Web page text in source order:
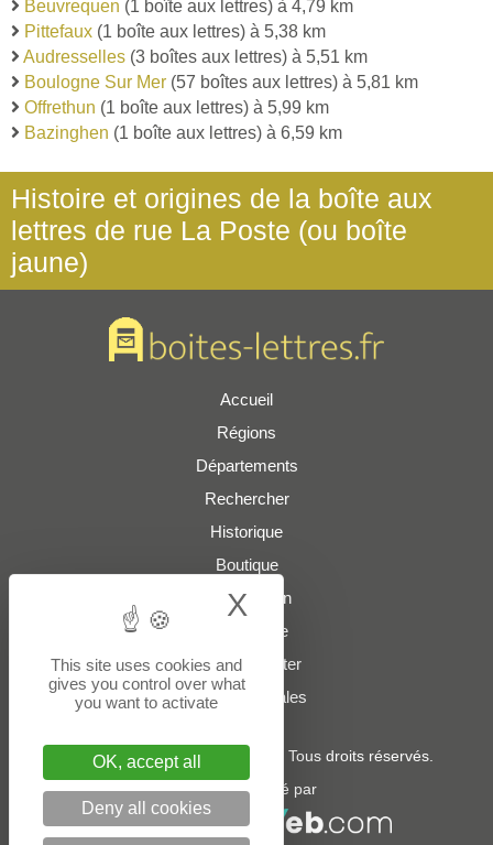
Beuvrequen (1 boîte aux lettres) à 4,79 km
Pittefaux (1 boîte aux lettres) à 5,38 km
Audresselles (3 boîtes aux lettres) à 5,51 km
Boulogne Sur Mer (57 boîtes aux lettres) à 5,81 km
Offrethun (1 boîte aux lettres) à 5,99 km
Bazinghen (1 boîte aux lettres) à 6,59 km
Histoire et origines de la boîte aux
lettres de rue La Poste (ou boîte
jaune)
Accueil
Régions
Départements
Rechercher
Historique
Boutique
Présentation
Plan du site
Nous contacter
Mentions légales
© 2022 - 2026boites-lettres.fr
. Tous droits réservés.
Un service édité par
This site uses cookies and
gives you control over what
you want to activate
OK, accept all
Deny all cookies
X Hide cookie